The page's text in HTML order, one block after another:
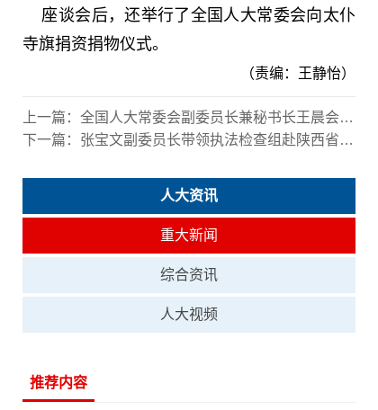
座谈会后，还举行了全国人大常委会向太仆
寺旗捐资捐物仪式。
（责编：王静怡）
上一篇： 全国人大常委会副委员长兼秘书长王晨会见日本遗孤代表团
下一篇： 张宝文副委员长带领执法检查组赴陕西省开展种子法执法检查
人大资讯
重大新闻
综合资讯
人大视频
推荐内容